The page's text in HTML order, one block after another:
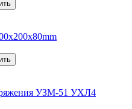
УЗМ-51 УХЛ4